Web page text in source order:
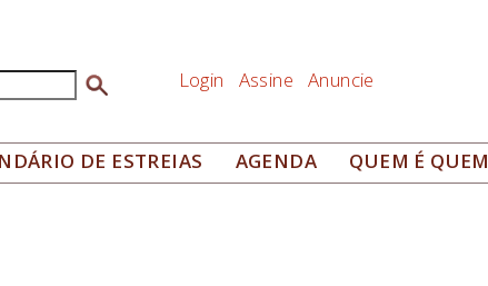
Login Assine Anuncie
DE ESTREIAS AGENDA QUEM É QUEM